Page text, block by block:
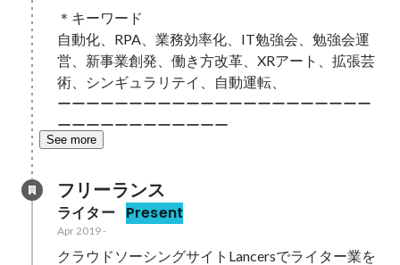
＊キーワード
自動化、RPA、業務効率化、IT勉強会、勉強会運
営、新事業創発、働き方改革、XRアート、拡張芸
術、シンギュラリテイ、自動運転、
ーーーーーーーーーーーーーーーーーーーーーー
ーーーーーーーーーーーー
See more
フリーランス
ライター Present
Apr 2019-
クラウドソーシングサイトLancersでライター業を